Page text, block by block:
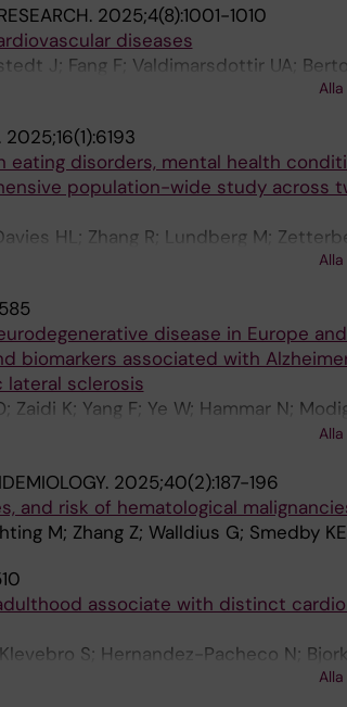
2025;4(8):1001-1010
diseases
J; Fang F; Valdimarsdottir UA;
2025;16(1):6193
disorders, mental health
population-wide study across
HL; Zhang R; Lundberg M;
disease in Europe
biomarkers associated with
lateral sclerosis
K; Yang F; Ye W; Hammar N;
Lekens B; Gantzer L; Durrleman S;
2025;40(2):187-196
and risk of hematological
M; Zhang Z; Walldius G; Smedby
associate with distinct
S; Hernandez-Pacheco N;